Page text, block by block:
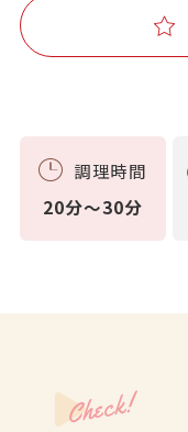
調理時間
20分～30分
Check!